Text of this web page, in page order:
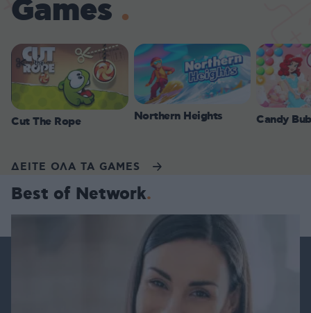
Games
Cut The Rope Northern Heights Candy
ΔΕΙΤΕ ΟΛΑ ΤΑ GAMES
Best of Network